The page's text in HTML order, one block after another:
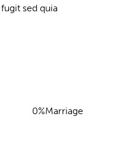
sed quia
0%Marriage